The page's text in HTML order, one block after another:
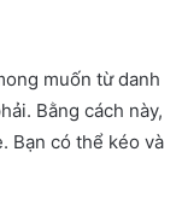
muốn từ danh
Bằng cách này,
Bạn có thể kéo và